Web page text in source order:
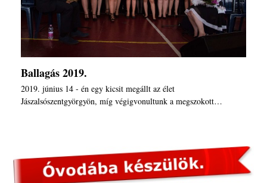
Ballagás 2019.
2019. június 14 - én egy kicsit megállt az élet
Jászalsószentgyörgyön, míg végigvonultunk a megszokott…